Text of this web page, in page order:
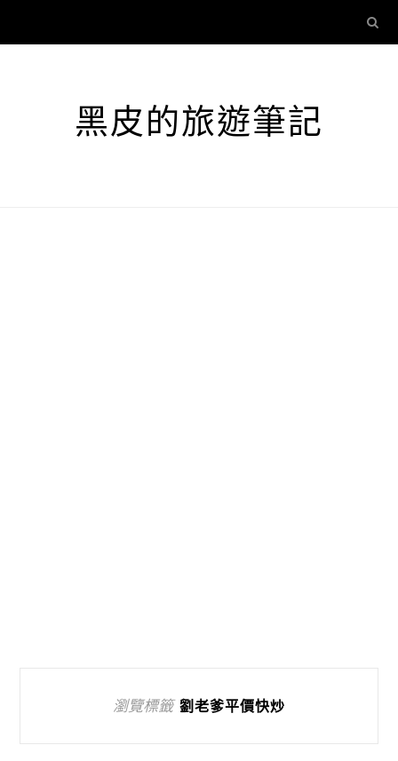
黑皮的旅遊筆記
瀏覽標籤 劉老爹平價快炒